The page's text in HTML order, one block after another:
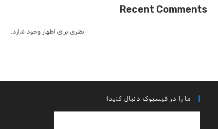
Recent Comments
نظری برای اظهار وجود ندارد.
ما را در فیسبوک دنبال کنید!